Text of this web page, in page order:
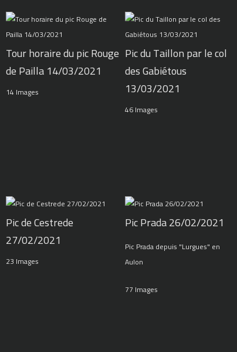
Tour horaire du pic Rouge
de Pailla 14/03/2021
14 Images
Pic du Taillon par le col
des Gabiétous
13/03/2021
46 Images
Pic de Cestrede
27/02/2021
23 Images
Pic Prada 26/02/2021
Pic Prada depuis "Lurgues" en
Aulon
77 Images